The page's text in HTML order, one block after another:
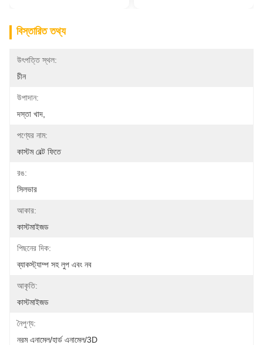
বিস্তারিত তথ্য
উৎপত্তি স্থল:
চীন
উপাদান:
দস্তা খাদ,
পণ্যের নাম:
কাস্টম বেল্ট ফিতে
রঙ:
সিলভার
আকার:
কাস্টমাইজড
পিছনের দিক:
ব্যাকস্ট্যাম্প সহ লুপ এবং নব
আকৃতি:
কাস্টমাইজড
নৈপুণ্য:
নরম এনামেল/হার্ড এনামেল/3D